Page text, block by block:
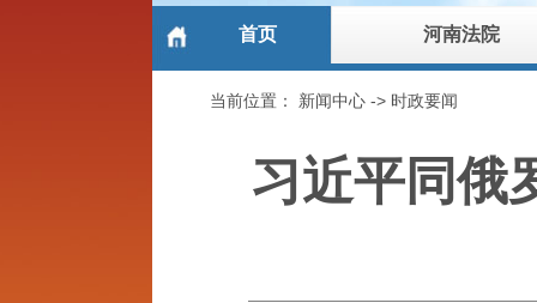
首页 河南法院
当前位置： 新闻中心 -> 时政要闻
习近平同俄